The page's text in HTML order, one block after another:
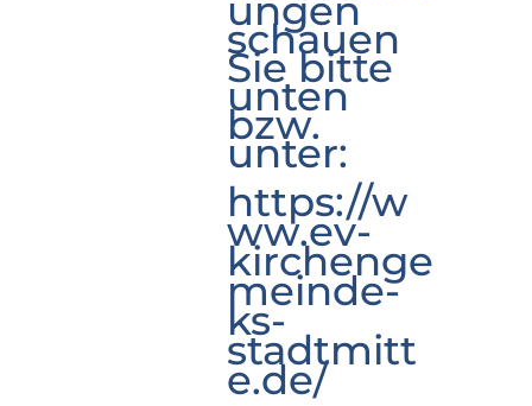
ungen
schauen
Sie bitte
unten
bzw.
unter:
https://w
ww.ev-
kirchenge
meinde-
ks-
stadtmitt
e.de/